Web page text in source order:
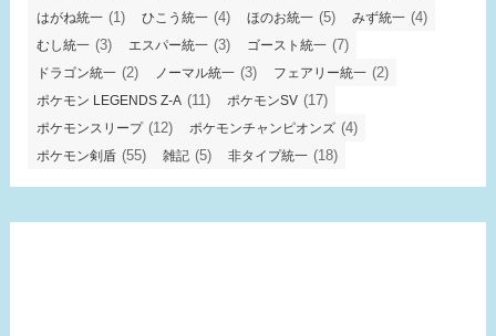
はがね統一 (1) ひこう統一 (4) ほのお統一 (5) みず統一 (4)
むし統一 (3) エスパー統一 (3) ゴースト統一 (7)
ドラゴン統一 (2) ノーマル統一 (3) フェアリー統一 (2)
ポケモン LEGENDS Z-A (11) ポケモンSV (17)
ポケモンスリープ(12) ポケモンチャンピオンズ (4)
ポケモン剣盾 (55) 雑記 (5) 非タイプ統一 (18)